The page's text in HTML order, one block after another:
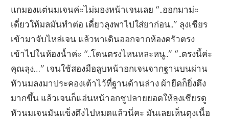
แกมองแต่นมเจนค่ะไม่มองหน้าเจนเลย “..ออกมาม่ะ
เดี๋ยวให้มลมันทำต่อ เดี๋ยวลุงพาไปใส่ยาก่อน..” ลุงเชียร
เข้ามาจับไหล่เจน แล้วพาเดินออกจากห้องครัวตรง
เข้าไปในห้องน้ำค่ะ “..โดนตรงไหนหละหนู..” “..ตรงนี้ค่ะ
คุณลุง…” เจนใช้สองมือลูบหน้าอกเจนจากฐานบนผ่าน
หัวนมลงมาประคองเต้าไว้ที่ฐานด้านล่าง ผ้ายืดก็ยิ่งตึง
มากขึ้น แล้วเจนก็แอ่นหน้าอกชูปลายยอดให้ลุงเชียรดู
หัวนมเจนมันแข็งตึงไปหมดแล้วนี่คะ มันเลยเห็นตุงเนื้อ